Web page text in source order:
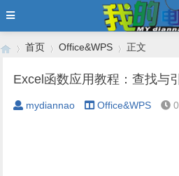
›
首页
›
Office&WPS
›
正文
Excel函数应用教程：查找与
mydiannao Office&WPS